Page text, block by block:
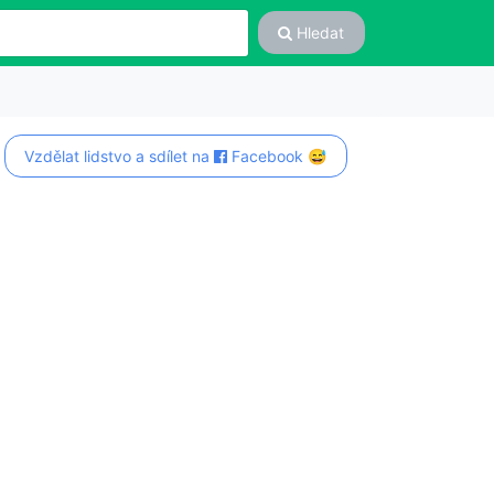
Hledat
Vzdělat lidstvo a sdílet na Facebook 😅